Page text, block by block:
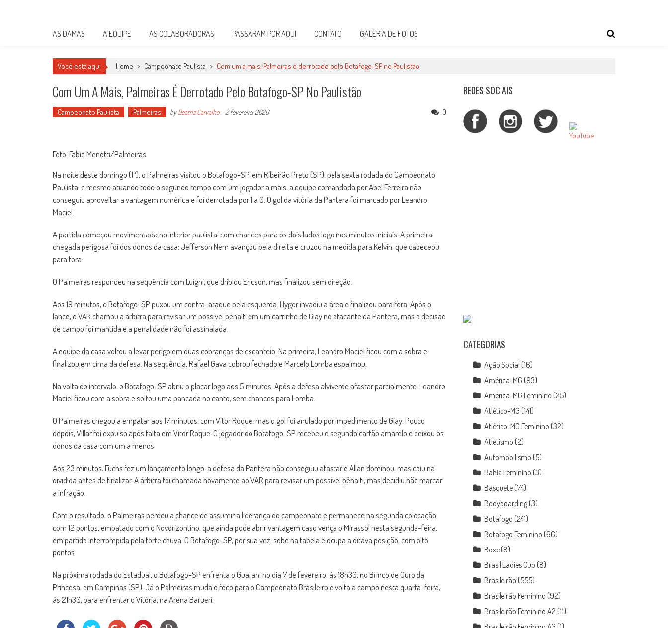
AS DAMAS A EQUIPE AS COLABORADORAS PASSARAM POR AQUI CONTATO GALERIA DE FOTOS
Você está aqui Home > Campeonato Paulista > Com um a mais, Palmeiras é derrotado pelo Botafogo-SP no Paulistão
Com Um A Mais, Palmeiras É Derrotado Pelo Botafogo-SP No Paulistão
Campeonato Paulista Palmeiras byBeatriz Carvalho- 2 fevereiro, 2026 0
Foto: Fabio Menotti/Palmeiras
Na noite deste domingo (1º), o Palmeiras visitou o Botafogo-SP, em Ribeirão Preto (SP), pela sexta rodada do Campeonato
Paulista, e mesmo atuando todo o segundo tempo com um jogador a mais, a equipe comandada por Abel Ferreira não
conseguiu aproveitar a vantagem numérica e foi derrotada por 1 a 0. O gol da vitória da Pantera foi marcado por Leandro
Maciel.
A partida começou movimentada no interior paulista, com chances para os dois lados logo nos minutos iniciais. A primeira
chegada perigosa foi dos donos da casa: Jefferson Nem avançou pela direita e cruzou na medida para Kelvin, que cabeceou
para fora.
O Palmeiras respondeu na sequência com Luighi, que driblou Ericson, mas finalizou sem direção.
Aos 19 minutos, o Botafogo-SP puxou um contra-ataque pela esquerda. Hygor invadiu a área e finalizou para fora. Após o
lance, o VAR chamou a árbitra para revisar um possível pênalti em um carrinho de Giay no atacante da Pantera, mas a decisão
de campo foi mantida e a penalidade não foi assinalada.
A equipe da casa voltou a levar perigo em duas cobranças de escanteio. Na primeira, Leandro Maciel ficou com a sobra e
finalizou em cima da defesa. Na sequência, Rafael Gava cobrou fechado e Marcelo Lomba espalmou.
Na volta do intervalo, o Botafogo-SP abriu o placar logo aos 5 minutos. Após a defesa alviverde afastar parcialmente, Leandro
Maciel ficou com a sobra e soltou uma pancada no canto, sem chances para Lomba.
O Palmeiras chegou a empatar aos 17 minutos, com Vitor Roque, mas o gol foi anulado por impedimento de Giay. Pouco
depois, Villar foi expulso após falta em Vitor Roque. O jogador do Botafogo-SP recebeu o segundo cartão amarelo e deixou os
donos da casa com um a menos.
Aos 23 minutos, Fuchs fez um lançamento longo, a defesa da Pantera não conseguiu afastar e Allan dominou, mas caiu na
dividida antes de finalizar. A árbitra foi chamada novamente ao VAR para revisar um possível pênalti, mas decidiu não marcar
a infração.
Com o resultado, o Palmeiras perdeu a chance de assumir a liderança do campeonato e permanece na segunda colocação,
com 12 pontos, empatado com o Novorizontino, que ainda pode abrir vantagem caso vença o Mirassol nesta segunda-feira,
em partida interrompida pela forte chuva. O Botafogo-SP, por sua vez, sobe na tabela e ocupa a oitava posição, com oito
pontos.
Na próxima rodada do Estadual, o Botafogo-SP enfrenta o Guarani no dia 7 de fevereiro, às 18h30, no Brinco de Ouro da
Princesa, em Campinas (SP). Já o Palmeiras muda o foco para o Campeonato Brasileiro e volta a campo nesta quarta-feira,
às 21h30, para enfrentar o Vitória, na Arena Barueri.
REDES SOCIAIS
CATEGORIAS
Ação Social (16)
América-MG (93)
América-MG Feminino (25)
Atlético-MG (141)
Atlético-MG Feminino (32)
Atletismo (2)
Automobilismo (5)
Bahia Feminino (3)
Basquete (74)
Bodyboarding (3)
Botafogo (241)
Botafogo Feminino (66)
Boxe (8)
Brasil Ladies Cup (8)
Brasileirão (555)
Brasileirão Feminino (92)
Brasileirão Feminino A2 (11)